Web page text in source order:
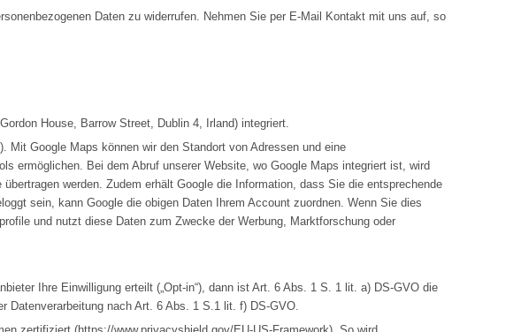
Daten zu widerrufen. Nehmen Sie per E-Mail Kontakt mit uns auf, so
House, Barrow Street, Dublin 4, Irland) integriert.
Mit Google Maps können wir den Standort von Adressen und eine
ermöglichen. Bei dem Abruf unserer Website, wo Google Maps integriert ist, wird
werden. Zudem erhält Google die Information, dass Sie die entsprechende
sein, kann Google die obigen Daten Ihrem Account zuordnen. Wenn Sie dies
und nutzt diese Daten zum Zwecke der Werbung, Marktforschung oder
Ihre Einwilligung erteilt („Opt-in“), dann ist Art. 6 Abs. 1 S. 1 lit. a) DS-GVO die
Datenverarbeitung nach Art. 6 Abs. 1 S.1 lit. f) DS-GVO.